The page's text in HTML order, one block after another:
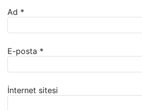
Ad *
E-posta *
İnternet sitesi